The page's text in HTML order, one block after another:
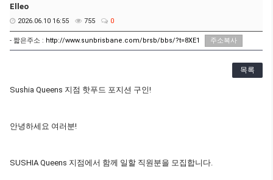
Elleo
2026.06.10 16:55 755 0
- 짧은주소 : http://www.sunbrisbane.com/brsb/bbs/?t=8XE1 주소복사
목록
Sushia Queens 지점 핫푸드 포지션 구인!
안녕하세요 여러분!
SUSHIA Queens 지점에서 함께 일할 직원분을 모집합니다.